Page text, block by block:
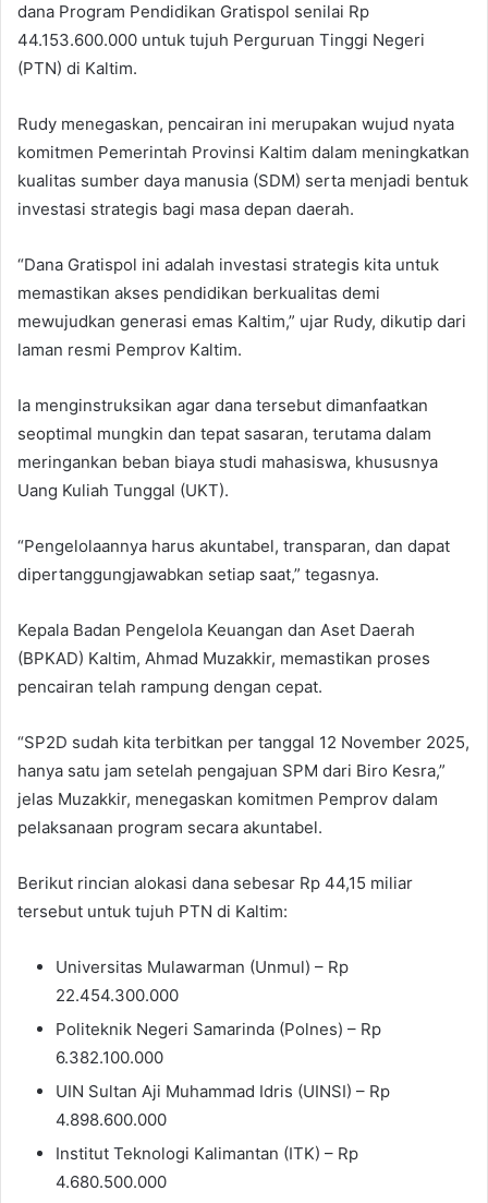
dana Program Pendidikan Gratispol senilai Rp
44.153.600.000 untuk tujuh Perguruan Tinggi Negeri
(PTN) di Kaltim.
Rudy menegaskan, pencairan ini merupakan wujud nyata
komitmen Pemerintah Provinsi Kaltim dalam meningkatkan
kualitas sumber daya manusia (SDM) serta menjadi bentuk
investasi strategis bagi masa depan daerah.
“Dana Gratispol ini adalah investasi strategis kita untuk
memastikan akses pendidikan berkualitas demi
mewujudkan generasi emas Kaltim,” ujar Rudy, dikutip dari
laman resmi Pemprov Kaltim.
Ia menginstruksikan agar dana tersebut dimanfaatkan
seoptimal mungkin dan tepat sasaran, terutama dalam
meringankan beban biaya studi mahasiswa, khususnya
Uang Kuliah Tunggal (UKT).
“Pengelolaannya harus akuntabel, transparan, dan dapat
dipertanggungjawabkan setiap saat,” tegasnya.
Kepala Badan Pengelola Keuangan dan Aset Daerah
(BPKAD) Kaltim, Ahmad Muzakkir, memastikan proses
pencairan telah rampung dengan cepat.
“SP2D sudah kita terbitkan per tanggal 12 November 2025,
hanya satu jam setelah pengajuan SPM dari Biro Kesra,”
jelas Muzakkir, menegaskan komitmen Pemprov dalam
pelaksanaan program secara akuntabel.
Berikut rincian alokasi dana sebesar Rp 44,15 miliar
tersebut untuk tujuh PTN di Kaltim:
Universitas Mulawarman (Unmul) – Rp
22.454.300.000
Politeknik Negeri Samarinda (Polnes) – Rp
6.382.100.000
UIN Sultan Aji Muhammad Idris (UINSI) – Rp
4.898.600.000
Institut Teknologi Kalimantan (ITK) – Rp
4.680.500.000